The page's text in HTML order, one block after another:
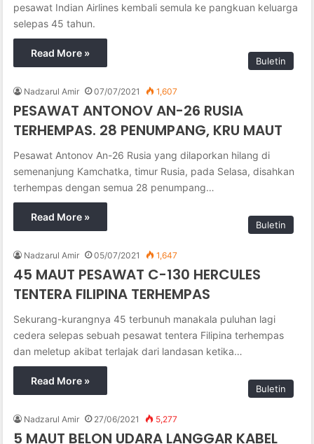
pesawat Indian Airlines kembali semula ke pangkuan keluarga
selepas 45 tahun.
Read More »
Buletin
Nadzarul Amir 07/07/2021 1,607
PESAWAT ANTONOV AN-26 RUSIA
TERHEMPAS. 28 PENUMPANG, KRU MAUT
Pesawat Antonov An-26 Rusia yang dilaporkan hilang di
semenanjung Kamchatka, timur Rusia, pada Selasa, disahkan
terhempas dengan semua 28 penumpang…
Read More »
Buletin
Nadzarul Amir 05/07/2021 1,647
45 MAUT PESAWAT C-130 HERCULES
TENTERA FILIPINA TERHEMPAS
Sekurang-kurangnya 45 terbunuh manakala puluhan lagi
cedera selepas sebuah pesawat tentera Filipina terhempas
dan meletup akibat terlajak dari landasan ketika…
Read More »
Buletin
Nadzarul Amir 27/06/2021 5,277
5 MAUT BELON UDARA LANGGAR KABEL